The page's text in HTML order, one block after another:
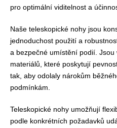
pro optimální viditelnost a
Naše teleskopické nohy jsou
jednoduchost použití a
a bezpečné umístění podií. Jsou
materiálů, které poskytují
tak, aby odolaly nárokům
podmínkám.
Teleskopické nohy umožňují
podle konkrétních požadavků